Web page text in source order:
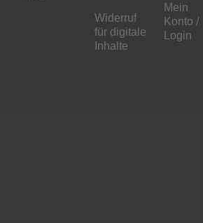
Widerruf
für digitale
Inhalte
Mein
Konto /
Login